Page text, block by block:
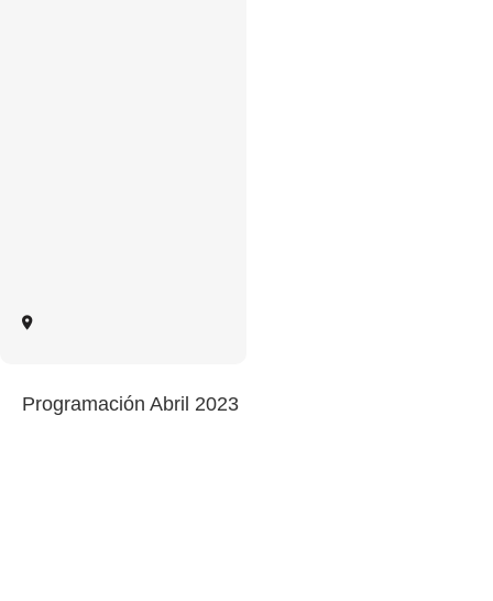
Programación Abril 2023